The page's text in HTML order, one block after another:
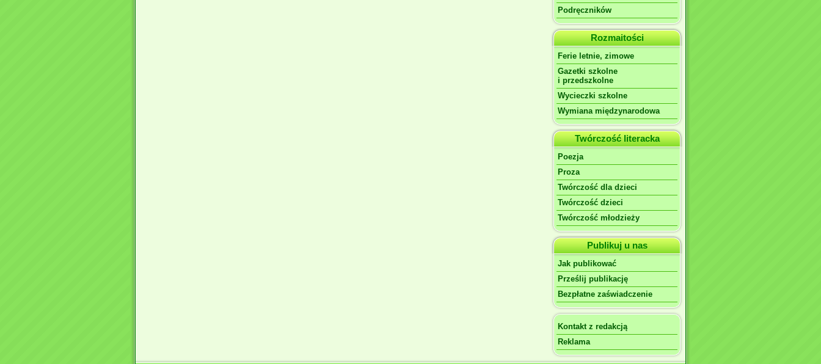
Podręczników
Rozmaitości
Ferie letnie, zimowe
Gazetki szkolne
i przedszkolne
Wycieczki szkolne
Wymiana międzynarodowa
Twórczość literacka
Poezja
Proza
Twórczość dla dzieci
Twórczość dzieci
Twórczość młodzieży
Publikuj u nas
Jak publikować
Prześlij publikację
Bezpłatne zaświadczenie
Kontakt z redakcją
Reklama